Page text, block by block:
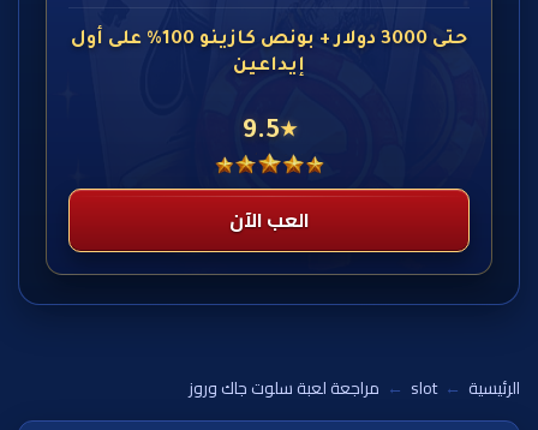
حتى 3000 دولار + بونص كازينو 100% على أول
إيداعين
★
9.5
العب الآن
الرئيسية ←
slot
← مراجعة لعبة سلوت جاك وروز